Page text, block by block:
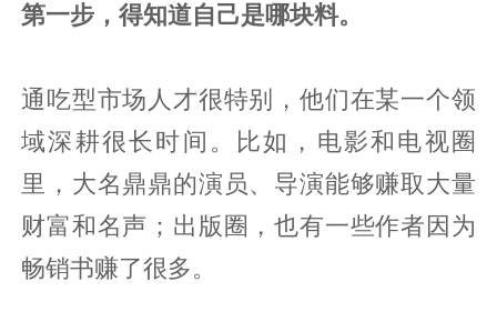
第一步，得知道自己是哪块料。
通吃型市场人才很特别，他们在某一个领
域深耕很长时间。比如，电影和电视圈
里，大名鼎鼎的演员、导演能够赚取大量
财富和名声；出版圈，也有一些作者因为
畅销书赚了很多。